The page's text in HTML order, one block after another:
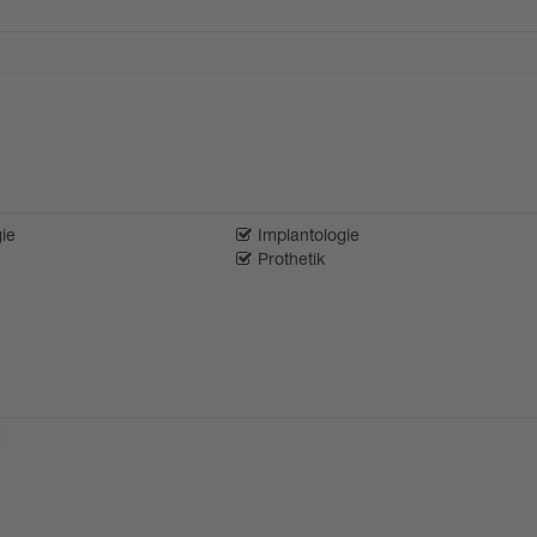
Implantologie
Prothetik